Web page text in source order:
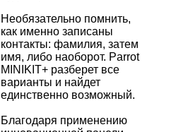
Необязательно помнить,
как именно записаны
контакты: фамилия, затем
имя, либо наоборот. Parrot
MINIKIT+ разберет все
варианты и найдет
единственно возможный.
Благодаря применению